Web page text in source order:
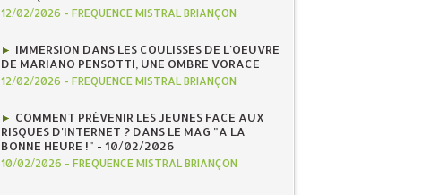
12/02/2026 - FREQUENCE MISTRAL BRIANÇON
IMMERSION DANS LES COULISSES DE L'OEUVRE
DE MARIANO PENSOTTI, UNE OMBRE VORACE
12/02/2026 - FREQUENCE MISTRAL BRIANÇON
COMMENT PRÉVENIR LES JEUNES FACE AUX
RISQUES D'INTERNET ? DANS LE MAG "A LA
BONNE HEURE !" - 10/02/2026
10/02/2026 - FREQUENCE MISTRAL BRIANÇON